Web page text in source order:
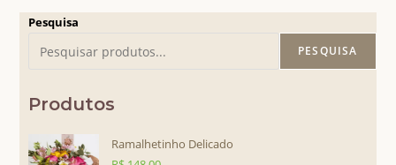
Pesquisa
PESQUISA
Produtos
Ramalhetinho Delicado